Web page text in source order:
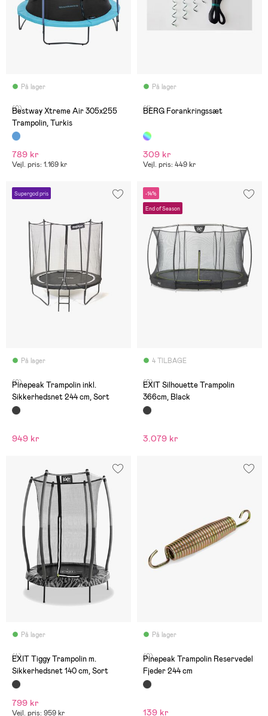
På lager
(0)
Bestway Xtreme Air 305x255
Trampolin, Turkis
789 kr
Vejl. pris: 1.169 kr
På lager
(1)
BERG Forankringssæt
309 kr
Vejl. pris: 449 kr
Supergod pris
På lager
(0)
Pinepeak Trampolin inkl.
Sikkerhedsnet 244 cm, Sort
949 kr
-14%
End of Season
4 TILBAGE
(0)
EXIT Silhouette Trampolin
366cm, Black
3.079 kr
På lager
(4)
EXIT Tiggy Trampolin m.
Sikkerhedsnet 140 cm, Sort
799 kr
Vejl. pris: 959 kr
På lager
(0)
Pinepeak Trampolin Reservedel
Fjeder 244 cm
139 kr